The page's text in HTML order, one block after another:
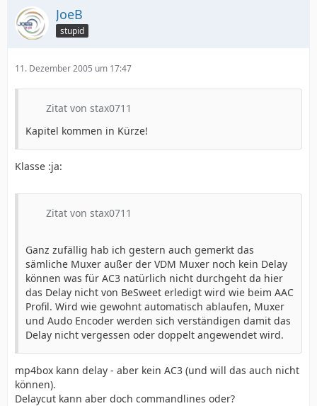
JoeB
stupid
11. Dezember 2005 um 17:47
Zitat von stax0711
Kapitel kommen in Kürze!
Klasse :ja:
Zitat von stax0711
Ganz zufällig hab ich gestern auch gemerkt das
sämliche Muxer außer der VDM Muxer noch kein Delay
können was für AC3 natürlich nicht durchgeht da hier
das Delay nicht von BeSweet erledigt wird wie beim AAC
Profil. Wird wie gewohnt automatisch ablaufen, Muxer
und Audo Encoder werden sich verständigen damit das
Delay nicht vergessen oder doppelt angewendet wird.
mp4box kann delay - aber kein AC3 (und will das auch nicht
können).
Delaycut kann aber doch commandlines oder?